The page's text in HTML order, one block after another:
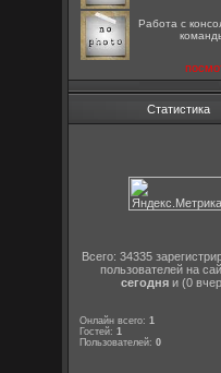
Работа с
Статистика
Всего: 34335
пользователей на
сегодняи (0
Онлайн всего:1
Гостей:1
Пользователей:0